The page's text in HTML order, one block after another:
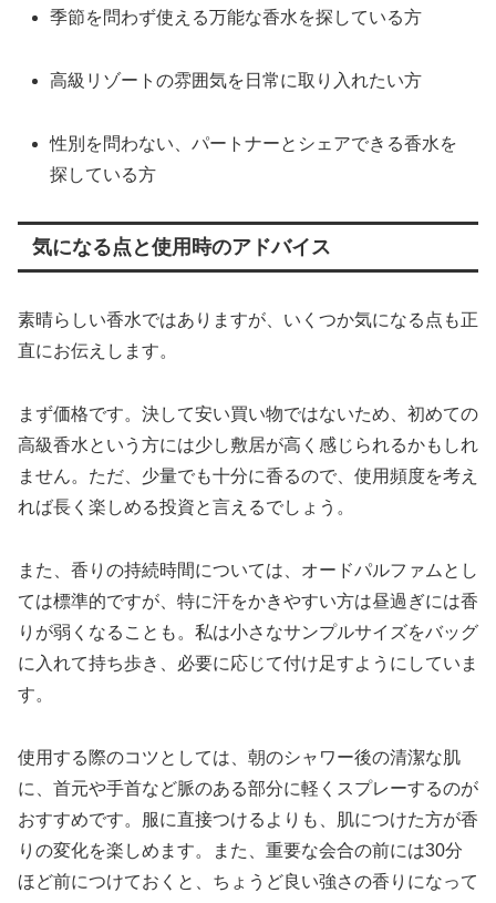
季節を問わず使える万能な香水を探している方
高級リゾートの雰囲気を日常に取り入れたい方
性別を問わない、パートナーとシェアできる香水を
探している方
気になる点と使用時のアドバイス
素晴らしい香水ではありますが、いくつか気になる点も正
直にお伝えします。
まず価格です。決して安い買い物ではないため、初めての
高級香水という方には少し敷居が高く感じられるかもしれ
ません。ただ、少量でも十分に香るので、使用頻度を考え
れば長く楽しめる投資と言えるでしょう。
また、香りの持続時間については、オードパルファムとし
ては標準的ですが、特に汗をかきやすい方は昼過ぎには香
りが弱くなることも。私は小さなサンプルサイズをバッグ
に入れて持ち歩き、必要に応じて付け足すようにしていま
す。
使用する際のコツとしては、朝のシャワー後の清潔な肌
に、首元や手首など脈のある部分に軽くスプレーするのが
おすすめです。服に直接つけるよりも、肌につけた方が香
りの変化を楽しめます。また、重要な会合の前には30分
ほど前につけておくと、ちょうど良い強さの香りになって